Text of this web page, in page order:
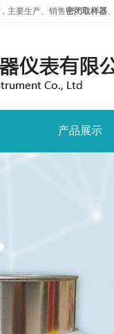
，主要生产、销售密闭取样器、
产品展示